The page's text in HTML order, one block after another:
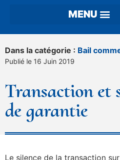
Dans la catégorie : Bail
Publié le 16 Juin 2019
Transaction et
de garantie
Le silence de la transaction